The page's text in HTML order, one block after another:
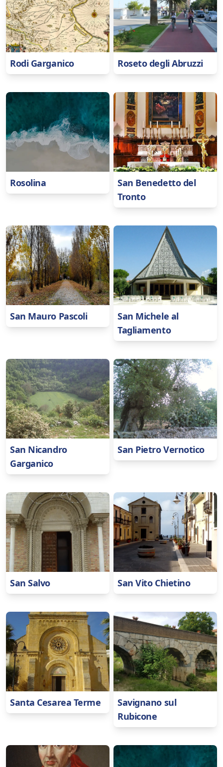
Rodi Garganico Roseto degli Abruzzi
Rosolina
San Benedetto del
Tronto
San Mauro Pascoli
San Michele al
Tagliamento
San Nicandro
Garganico
San Pietro Vernotico
San Salvo San Vito Chietino
Santa Cesarea Terme
Savignano sul
Rubicone